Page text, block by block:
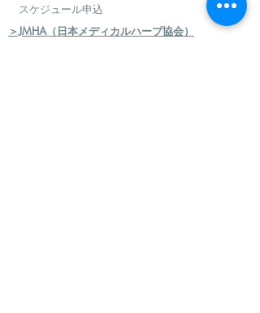
スケジュール申込
＞JMHA（日本メディカルハーブ協会）